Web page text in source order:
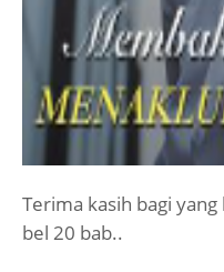
Terima kasih bagi
bel 20 bab..